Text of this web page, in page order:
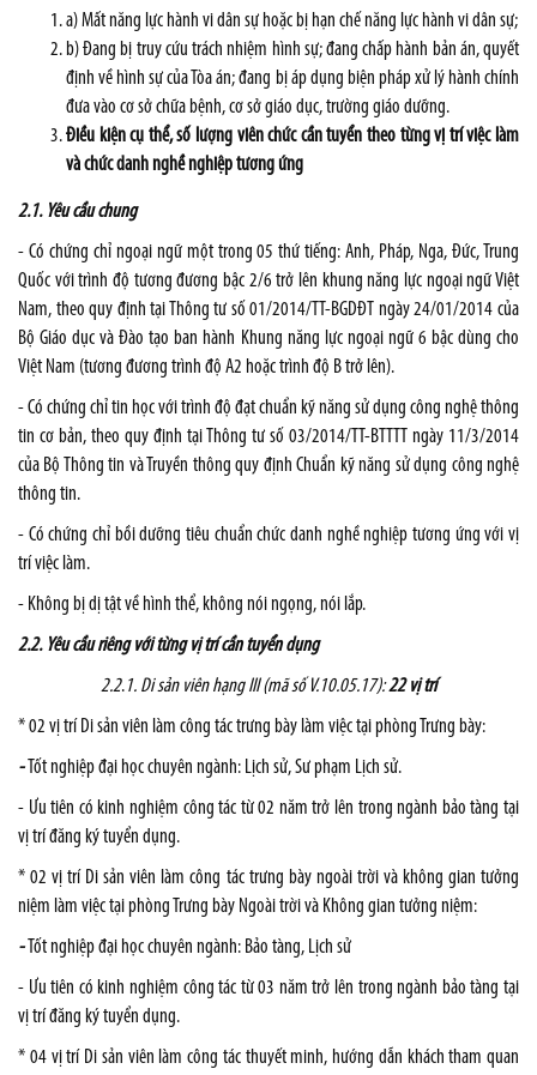
a) Mất năng lực hành vi dân sự hoặc bị hạn chế năng lực hành vi dân sự;
b) Đang bị truy cứu trách nhiệm hình sự; đang chấp hành bản án, quyết
định về hình sự của Tòa án; đang bị áp dụng biện pháp xử lý hành chính
đưa vào cơ sở chữa bệnh, cơ sở giáo dục, trường giáo dưỡng.
Điều kiện cụ thể, số lượng viên chức cần tuyển theo từng vị trí việc làm
và chức danh nghề nghiệp tương ứng
2.1. Yêu cầu chung
- Có chứng chỉ ngoại ngữ một trong 05 thứ tiếng: Anh, Pháp, Nga, Đức, Trung
Quốc với trình độ tương đương bậc 2/6 trở lên khung năng lực ngoại ngữ Việt
Nam, theo quy định tại Thông tư số 01/2014/TT-BGDĐT ngày 24/01/2014 của
Bộ Giáo dục và Đào tạo ban hành Khung năng lực ngoại ngữ 6 bậc dùng cho
Việt Nam (tương đương trình độ A2 hoặc trình độ B trở lên).
- Có chứng chỉ tin học với trình độ đạt chuẩn kỹ năng sử dụng công nghệ thông
tin cơ bản, theo quy định tại Thông tư số 03/2014/TT-BTTTT ngày 11/3/2014
của Bộ Thông tin và Truyền thông quy định Chuẩn kỹ năng sử dụng công nghệ
thông tin.
- Có chứng chỉ bồi dưỡng tiêu chuẩn chức danh nghề nghiệp tương ứng với vị
trí việc làm.
- Không bị dị tật về hình thể, không nói ngọng, nói lắp.
2.2. Yêu cầu riêng với từng vị trí cần tuyển dụng
2.2.1. Di sản viên hạng III (mã số V.10.05.17):22 vị trí
* 02 vị trí Di sản viên làm công tác trưng bày làm việc tại phòng Trưng bày:
-Tốt nghiệp đại học chuyên ngành: Lịch sử, Sư phạm Lịch sử.
- Ưu tiên có kinh nghiệm công tác từ 02 năm trở lên trong ngành bảo tàng tại
vị trí đăng ký tuyển dụng.
* 02 vị trí Di sản viên làm công tác trưng bày ngoài trời và không gian tưởng
niệm làm việc tại phòng Trưng bày Ngoài trời và Không gian tưởng niệm:
-Tốt nghiệp đại học chuyên ngành: Bảo tàng, Lịch sử
- Ưu tiên có kinh nghiệm công tác từ 03 năm trở lên trong ngành bảo tàng tại
vị trí đăng ký tuyển dụng.
* 04 vị trí Di sản viên làm công tác thuyết minh, hướng dẫn khách tham quan